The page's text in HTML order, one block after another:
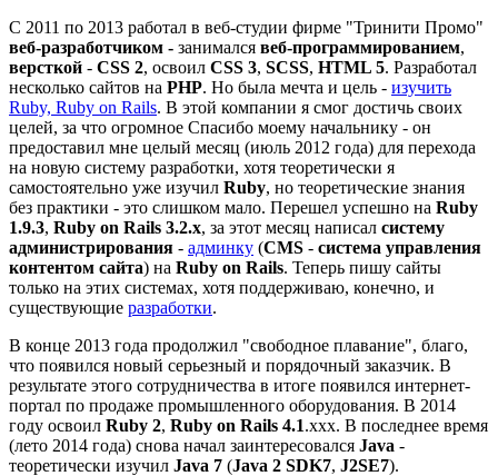
С 2011 по 2013 работал в веб-студии фирме "Тринити Промо"
веб-разработчиком - занимался веб-программированием,
версткой - CSS 2, освоил CSS 3, SCSS, HTML 5. Разработал
несколько сайтов на PHP. Но была мечта и цель - изучить
Ruby, Ruby on Rails. В этой компании я смог достичь своих
целей, за что огромное Спасибо моему начальнику - он
предоставил мне целый месяц (июль 2012 года) для перехода
на новую систему разработки, хотя теоретически я
самостоятельно уже изучил Ruby, но теоретические знания
без практики - это слишком мало. Перешел успешно на Ruby
1.9.3, Ruby on Rails 3.2.x, за этот месяц написал систему
администрирования - админку (CMS - система управления
контентом сайта) на Ruby on Rails. Теперь пишу сайты
только на этих системах, хотя поддерживаю, конечно, и
существующие разработки.
В конце 2013 года продолжил "свободное плавание", благо,
что появился новый серьезный и порядочный заказчик. В
результате этого сотрудничества в итоге появился интернет-
портал по продаже промышленного оборудования. В 2014
году освоил Ruby 2, Ruby on Rails 4.1.xxx. В последнее время
(лето 2014 года) снова начал заинтересовался Java -
теоретически изучил Java 7 (Java 2 SDK7, J2SE7).